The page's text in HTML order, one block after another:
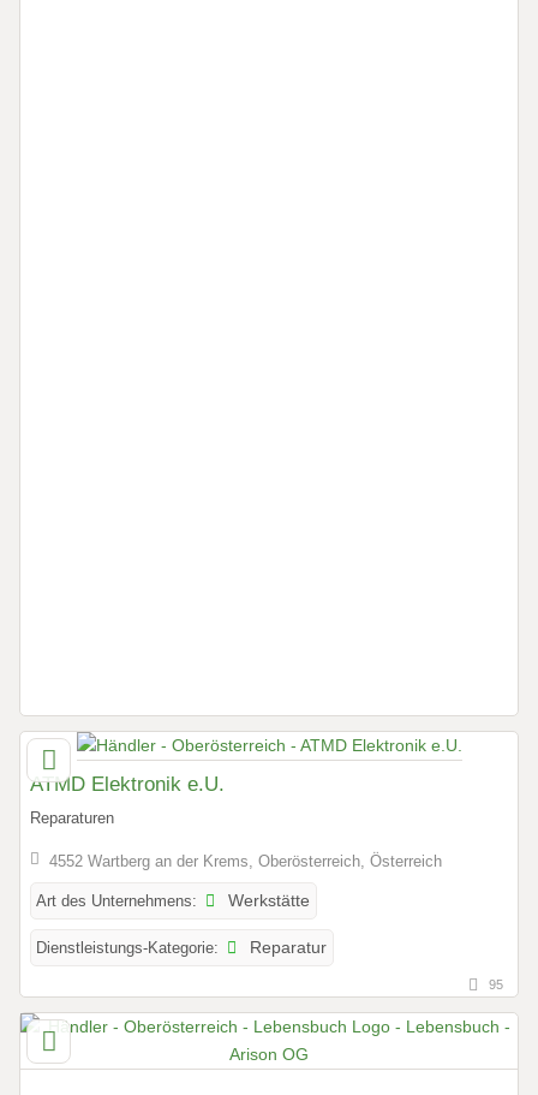
ATMD Elektronik e.U.
Reparaturen
4552 Wartberg an der Krems, Oberösterreich, Österreich
Art des Unternehmens: Werkstätte
Dienstleistungs-Kategorie: Reparatur
95